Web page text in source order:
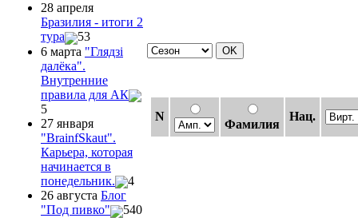
28 апреля
Бразилия - итоги 2
тура
53
6 марта "Глядзi
далёка".
Внутренние
правила для АК
5
27 января
"ВrainfSkaut".
Карьера, которая
начинается в
понедельник.
4
26 августа Блог
"Под пивко"
540
N
Фамилия
Нац.